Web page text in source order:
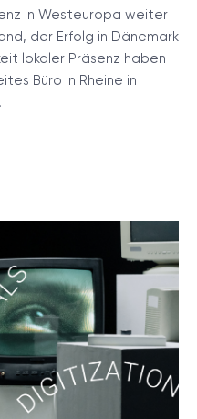
in Westeuropa weiter
der Erfolg in Dänemark
lokaler Präsenz haben
Büro in Rheine in